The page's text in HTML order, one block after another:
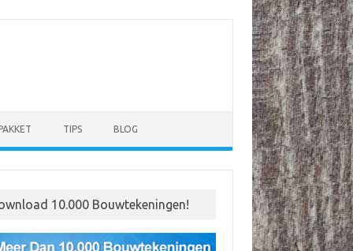
TIPS BLOG
10.000 Bouwtekeningen!